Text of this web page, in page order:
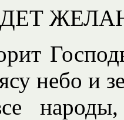
небо и